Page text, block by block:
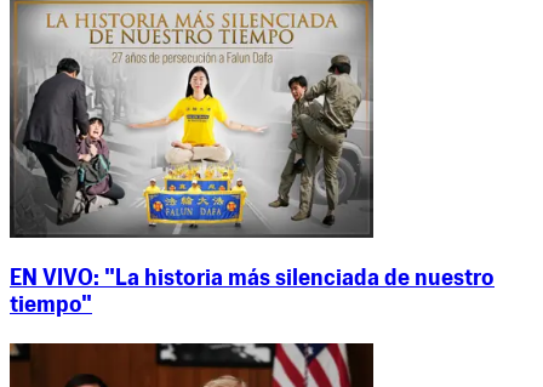
EN VIVO: "La historia más silenciada de nuestro
tiempo"